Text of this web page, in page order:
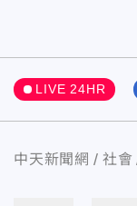
LIVE 24HR
中天新聞網 社會